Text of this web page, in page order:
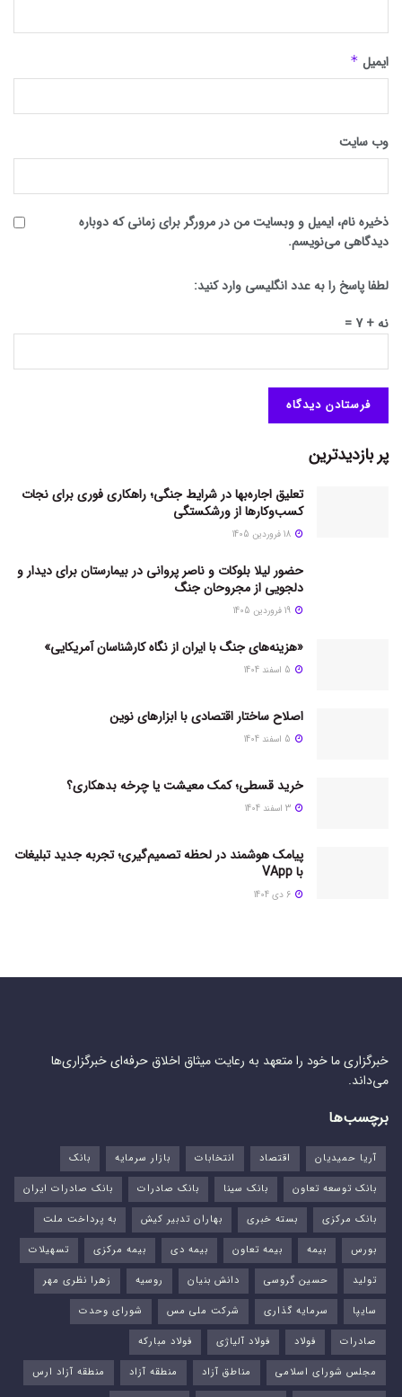
ایمیل *
وب‌ سایت
ذخیره نام، ایمیل و وبسایت من در مرورگر برای زمانی که دوباره
دیدگاهی می‌نویسم.
لطفا پاسخ را به عدد انگلیسی وارد کنید:
نه + 7 =
پر بازدیدترین
تعلیق اجاره‌بها در شرایط جنگی؛ راهکاری فوری برای نجات
کسب‌وکارها از ورشکستگی
حضور لیلا بلوکات و ناصر پروانی در بیمارستان برای دیدار و
دلجویی از مجروحان جنگ
«هزینه‌های جنگ با ایران از نگاه کارشناسان آمریکایی»
اصلاح ساختار اقتصادی با ابزارهای نوین
خرید قسطی؛ کمک معیشت یا چرخه بدهکاری؟
پیامک هوشمند در لحظه تصمیم‌گیری؛ تجربه جدید تبلیغات
با VApp
خبرگزاری ما خود را متعهد به رعایت میثاق اخلاق حرفه‌ای خبرگزاری‌ها
می‌داند.
برچسب‌ها
آریا حمیدیان اقتصاد انتخابات بازار سرمایه
بانک
بانک توسعه تعاون
بانک سینا بانک صادرات
بانک صادرات ایران
بانک مرکزی
بسته خبری بهاران تدبیر کیش
به پرداخت ملت
بورس‌
بیمه بیمه تعاون بیمه دی بیمه مرکزی
تولید
حسین گروسی دانش بنیان روسیه
سایپا
سرمایه گذاری شرکت ملی مس
شورای وحدت